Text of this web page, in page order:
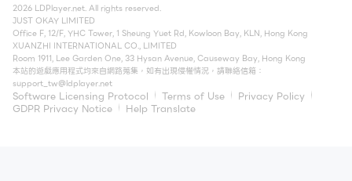
2026 LDPlayer.net. All rights reserved.
JUST OKAY LIMITED
Office F, 12/F, YHC Tower, 1 Sheung Yuet Rd, Kowloon Bay, KLN, Hong Kong
XUANZHI INTERNATIONAL CO., LIMITED
Room 1911, Lee Garden One, 33 Hysan Avenue, Causeway Bay, Hong Kong
本站的遊戲應用程式均來自網路蒐集，如有出現侵權情況，請聯絡信箱：
support_tw@ldplayer.net
Software Licensing Protocol Terms of Use
Privacy Policy
GDPR Privacy Notice
Help Translate